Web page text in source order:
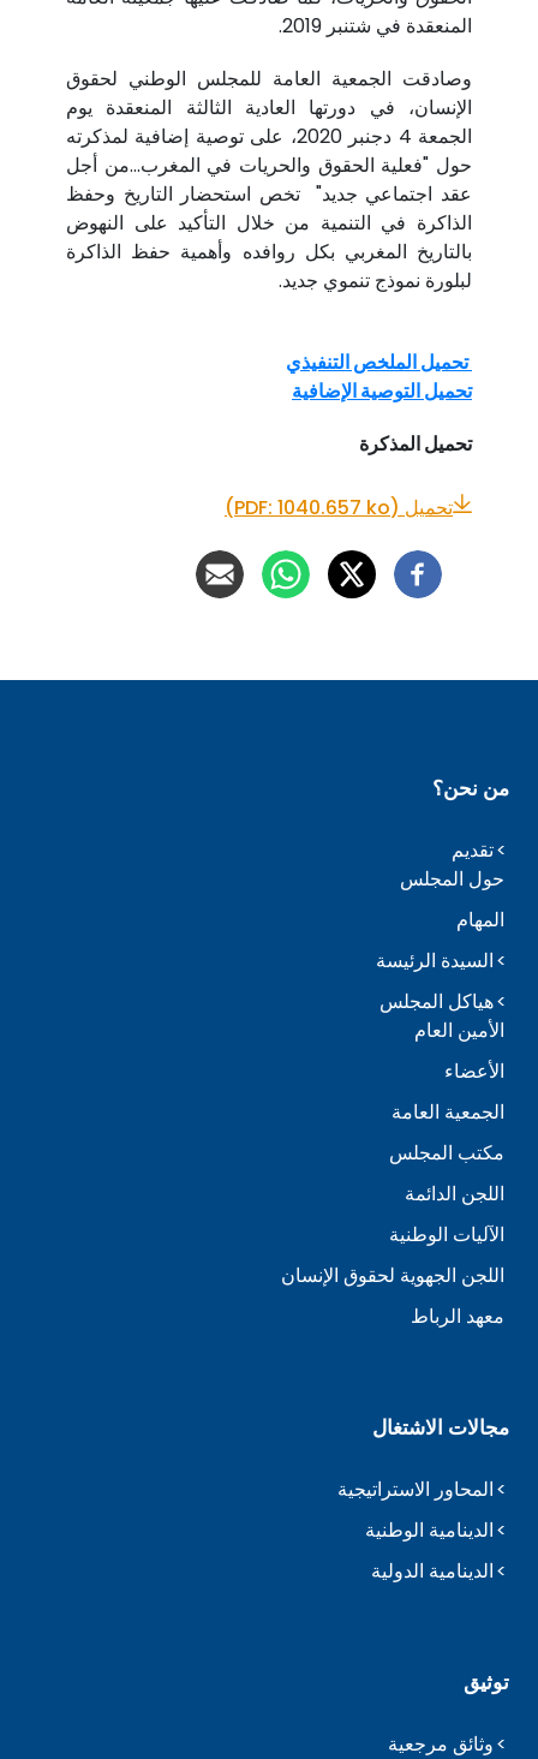
المنعقدة في شتنبر 2019.
وصادقت الجمعية العامة للمجلس الوطني لحقوق
الإنسان، في دورتها العادية الثالثة المنعقدة يوم
الجمعة 4 دجنبر 2020، على توصية إضافية لمذكرته
حول "فعلية الحقوق والحريات في المغرب...من أجل
عقد اجتماعي جديد" تخص استحضار التاريخ وحفظ
الذاكرة في التنمية من خلال التأكيد على النهوض
بالتاريخ المغربي بكل روافده وأهمية حفظ الذاكرة
لبلورة نموذج تنموي جديد.
تحميل الملخص التنفيذي
تحميل التوصية الإضافية
تحميل المذكرة
تحميل (PDF: 1040.657 ko)
من نحن؟
تقديم
حول المجلس
المهام
السيدة الرئيسة
هياكل المجلس
الأمين العام
الأعضاء
الجمعية العامة
مكتب المجلس
اللجن الدائمة
الآليات الوطنية
اللجن الجهوية لحقوق الإنسان
معهد الرباط
مجالات الاشتغال
المحاور الاستراتيجية
الدينامية الوطنية
الدينامية الدولية
توثيق
وثائق مرجعية